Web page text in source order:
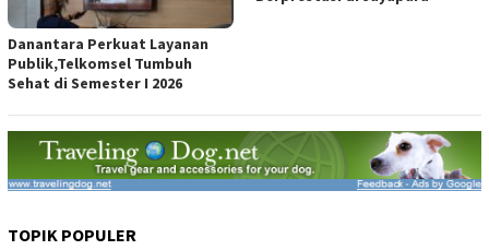
Danantara Perkuat Layanan
Publik,Telkomsel Tumbuh
Sehat di Semester I 2026
TOPIK POPULER